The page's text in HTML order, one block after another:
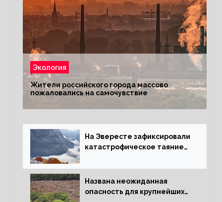
Экология
Жители российского города массово
пожаловались на самочувствие
На Эвересте зафиксировали
катастрофическое таяние
Названа неожиданная
опасность для крупнейших